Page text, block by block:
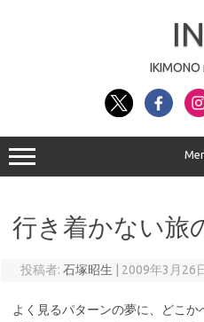
行き着かない旅
投稿者: 石塚昭生 2009年3月26
よく見るパターンの夢に、どこ